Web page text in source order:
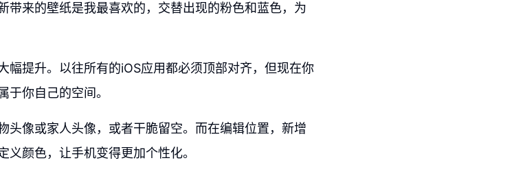
带来的壁纸是我最喜欢的，交替出现的粉色和蓝色，为
幅提升。以往所有的iOS应用都必须顶部对齐，但现在你
于你自己的空间。
头像或家人头像，或者干脆留空。而在编辑位置，新增
颜色，让手机变得更加个性化。